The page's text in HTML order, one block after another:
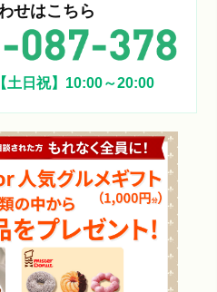
せはこちら
【土日祝】10:00～20:00